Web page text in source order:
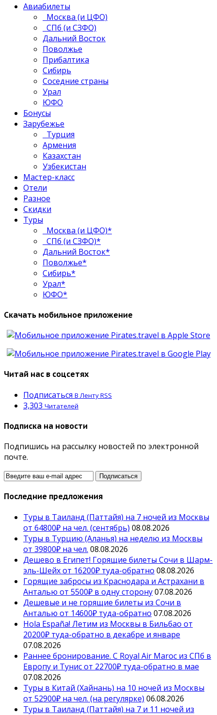
Авиабилеты
Москва (и ЦФО)
СПб (и СЗФО)
Дальний Восток
Поволжье
Прибалтика
Сибирь
Соседние страны
Урал
ЮФО
Бонусы
Зарубежье
Турция
Армения
Казахстан
Узбекистан
Мастер-класс
Отели
Разное
Скидки
Туры
Москва (и ЦФО)*
СПб (и СЗФО)*
Дальний Восток*
Поволжье*
Сибирь*
Урал*
ЮФО*
Скачать мобильное приложение
Читай нас в соцсетях
Подписаться В Ленту RSS
3,303 Читателей
Подписка на новости
Подпишись на рассылку новостей по электронной
почте.
Последние предложения
Туры в Таиланд (Паттайя) на 7 ночей из Москвы
от 64800₽ на чел. (сентябрь) 08.08.2026
Туры в Турцию (Аланья) на неделю из Москвы
от 39800₽ на чел. 08.08.2026
Дешево в Египет! Горящие билеты Сочи в Шарм-
эль-Шейх от 16200₽ туда-обратно 08.08.2026
Горящие забросы из Краснодара и Астрахани в
Анталью от 5500₽ в одну сторону07.08.2026
Дешевые и не горящие билеты из Сочи в
Анталью от 14600₽ туда-обратно 07.08.2026
Hola España! Летим из Москвы в Бильбао от
20200₽ туда-обратно в декабре и январе
07.08.2026
Раннее бронирование. С Royal Air Maroc из СПб в
Европу и Тунис от 22700₽ туда-обратно в мае
07.08.2026
Туры в Китай (Хайнань) на 10 ночей из Москвы
от 52900₽ на чел. (на регулярке) 06.08.2026
Туры в Таиланд (Паттайя) на 7 и 11 ночей из